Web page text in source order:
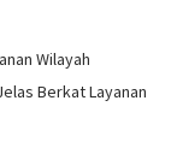
Wilayah
Berkat Layanan